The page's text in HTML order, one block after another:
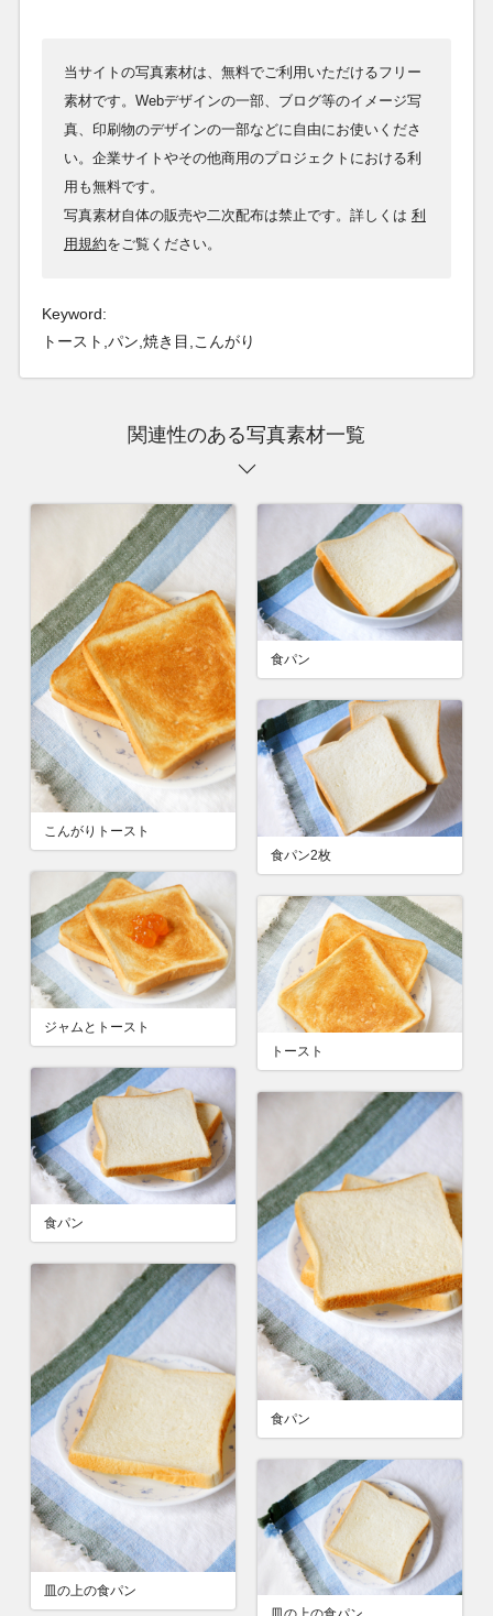
当サイトの写真素材は、無料でご利用いただけるフリー
素材です。Webデザインの一部、ブログ等のイメージ写
真、印刷物のデザインの一部などに自由にお使いくださ
い。企業サイトやその他商用のプロジェクトにおける利
用も無料です。
写真素材自体の販売や二次配布は禁止です。詳しくは 利
用規約をご覧ください。
Keyword:
トースト,パン,焼き目,こんがり
関連性のある写真素材一覧
こんがりトースト
食パン
食パン2枚
ジャムとトースト
トースト
食パン
食パン
皿の上の食パン